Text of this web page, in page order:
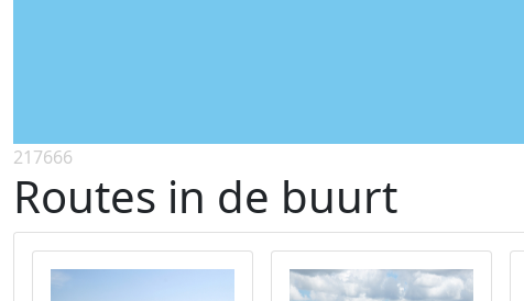
217666
Routes in de buurt